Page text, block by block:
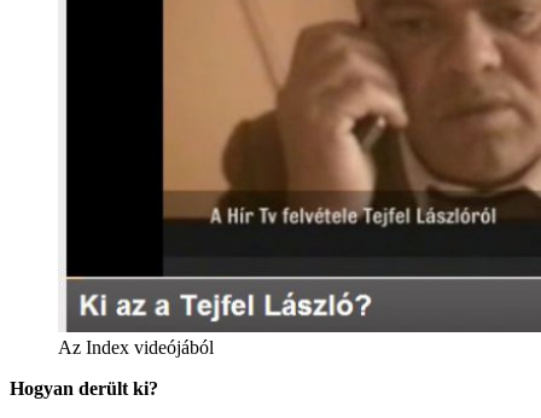
Az Index videójából
Hogyan derült ki?